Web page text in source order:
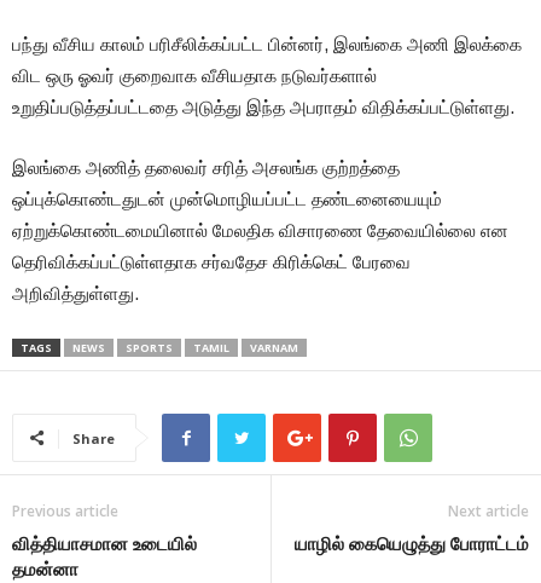
பந்து வீசிய காலம் பரிசீலிக்கப்பட்ட பின்னர், இலங்கை அணி இலக்கை
விட ஒரு ஓவர் குறைவாக வீசியதாக நடுவர்களால்
உறுதிப்படுத்தப்பட்டதை அடுத்து இந்த அபராதம் விதிக்கப்பட்டுள்ளது.
இலங்கை அணித் தலைவர் சரித் அசலங்க குற்றத்தை
ஒப்புக்கொண்டதுடன் முன்மொழியப்பட்ட தண்டனையையும்
ஏற்றுக்கொண்டமையினால் மேலதிக விசாரணை தேவையில்லை என
தெரிவிக்கப்பட்டுள்ளதாக சர்வதேச கிரிக்கெட் பேரவை
அறிவித்துள்ளது.
TAGS NEWS SPORTS TAMIL VARNAM
Share
Previous article
வித்தியாசமான உடையில்
தமன்னா
Next article
யாழில் கையெழுத்து போராட்டம்